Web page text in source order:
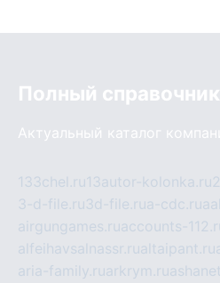
Полный
Актуальный каталог
133chel.ru13autor-kolonka.ru
3-d-file.ru3d-file.rua-cdc.ru
airgungames.ruaccounts-
alfeihavsalnassr.rualtaipant.ru
aria-family.ruarkrym.ru